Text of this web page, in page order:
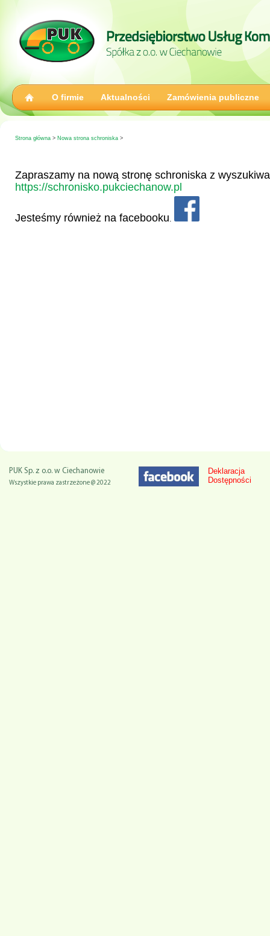
O firmie Aktualności Zamówienia publiczne
Strona główna> Nowa strona schroniska>
Zapraszamy na nową stronę schroniska z
https://schronisko.pukciechanow.pl
Jesteśmy również na facebooku.
PUK Sp. z o.o. w Ciechanowie
Wszystkie prawa zastrzeżone @ 2022
Deklaracja
Dostępności